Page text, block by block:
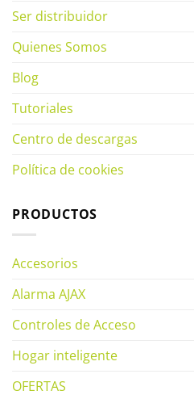
Ser distribuidor
Quienes Somos
Blog
Tutoriales
Centro de descargas
Política de cookies
PRODUCTOS
Accesorios
Alarma AJAX
Controles de Acceso
Hogar inteligente
OFERTAS